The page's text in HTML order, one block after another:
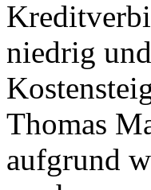
niedrig
Thomas
aufgrund